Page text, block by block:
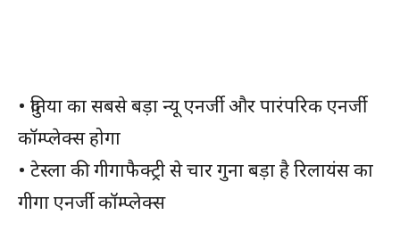
• दुनिया का सबसे बड़ा न्यू एनर्जी और पारंपरिक एनर्जी
कॉम्प्लेक्स होगा
• टेस्ला की गीगाफैक्ट्री से चार गुना बड़ा है रिलायंस का
गीगा एनर्जी कॉम्प्लेक्स